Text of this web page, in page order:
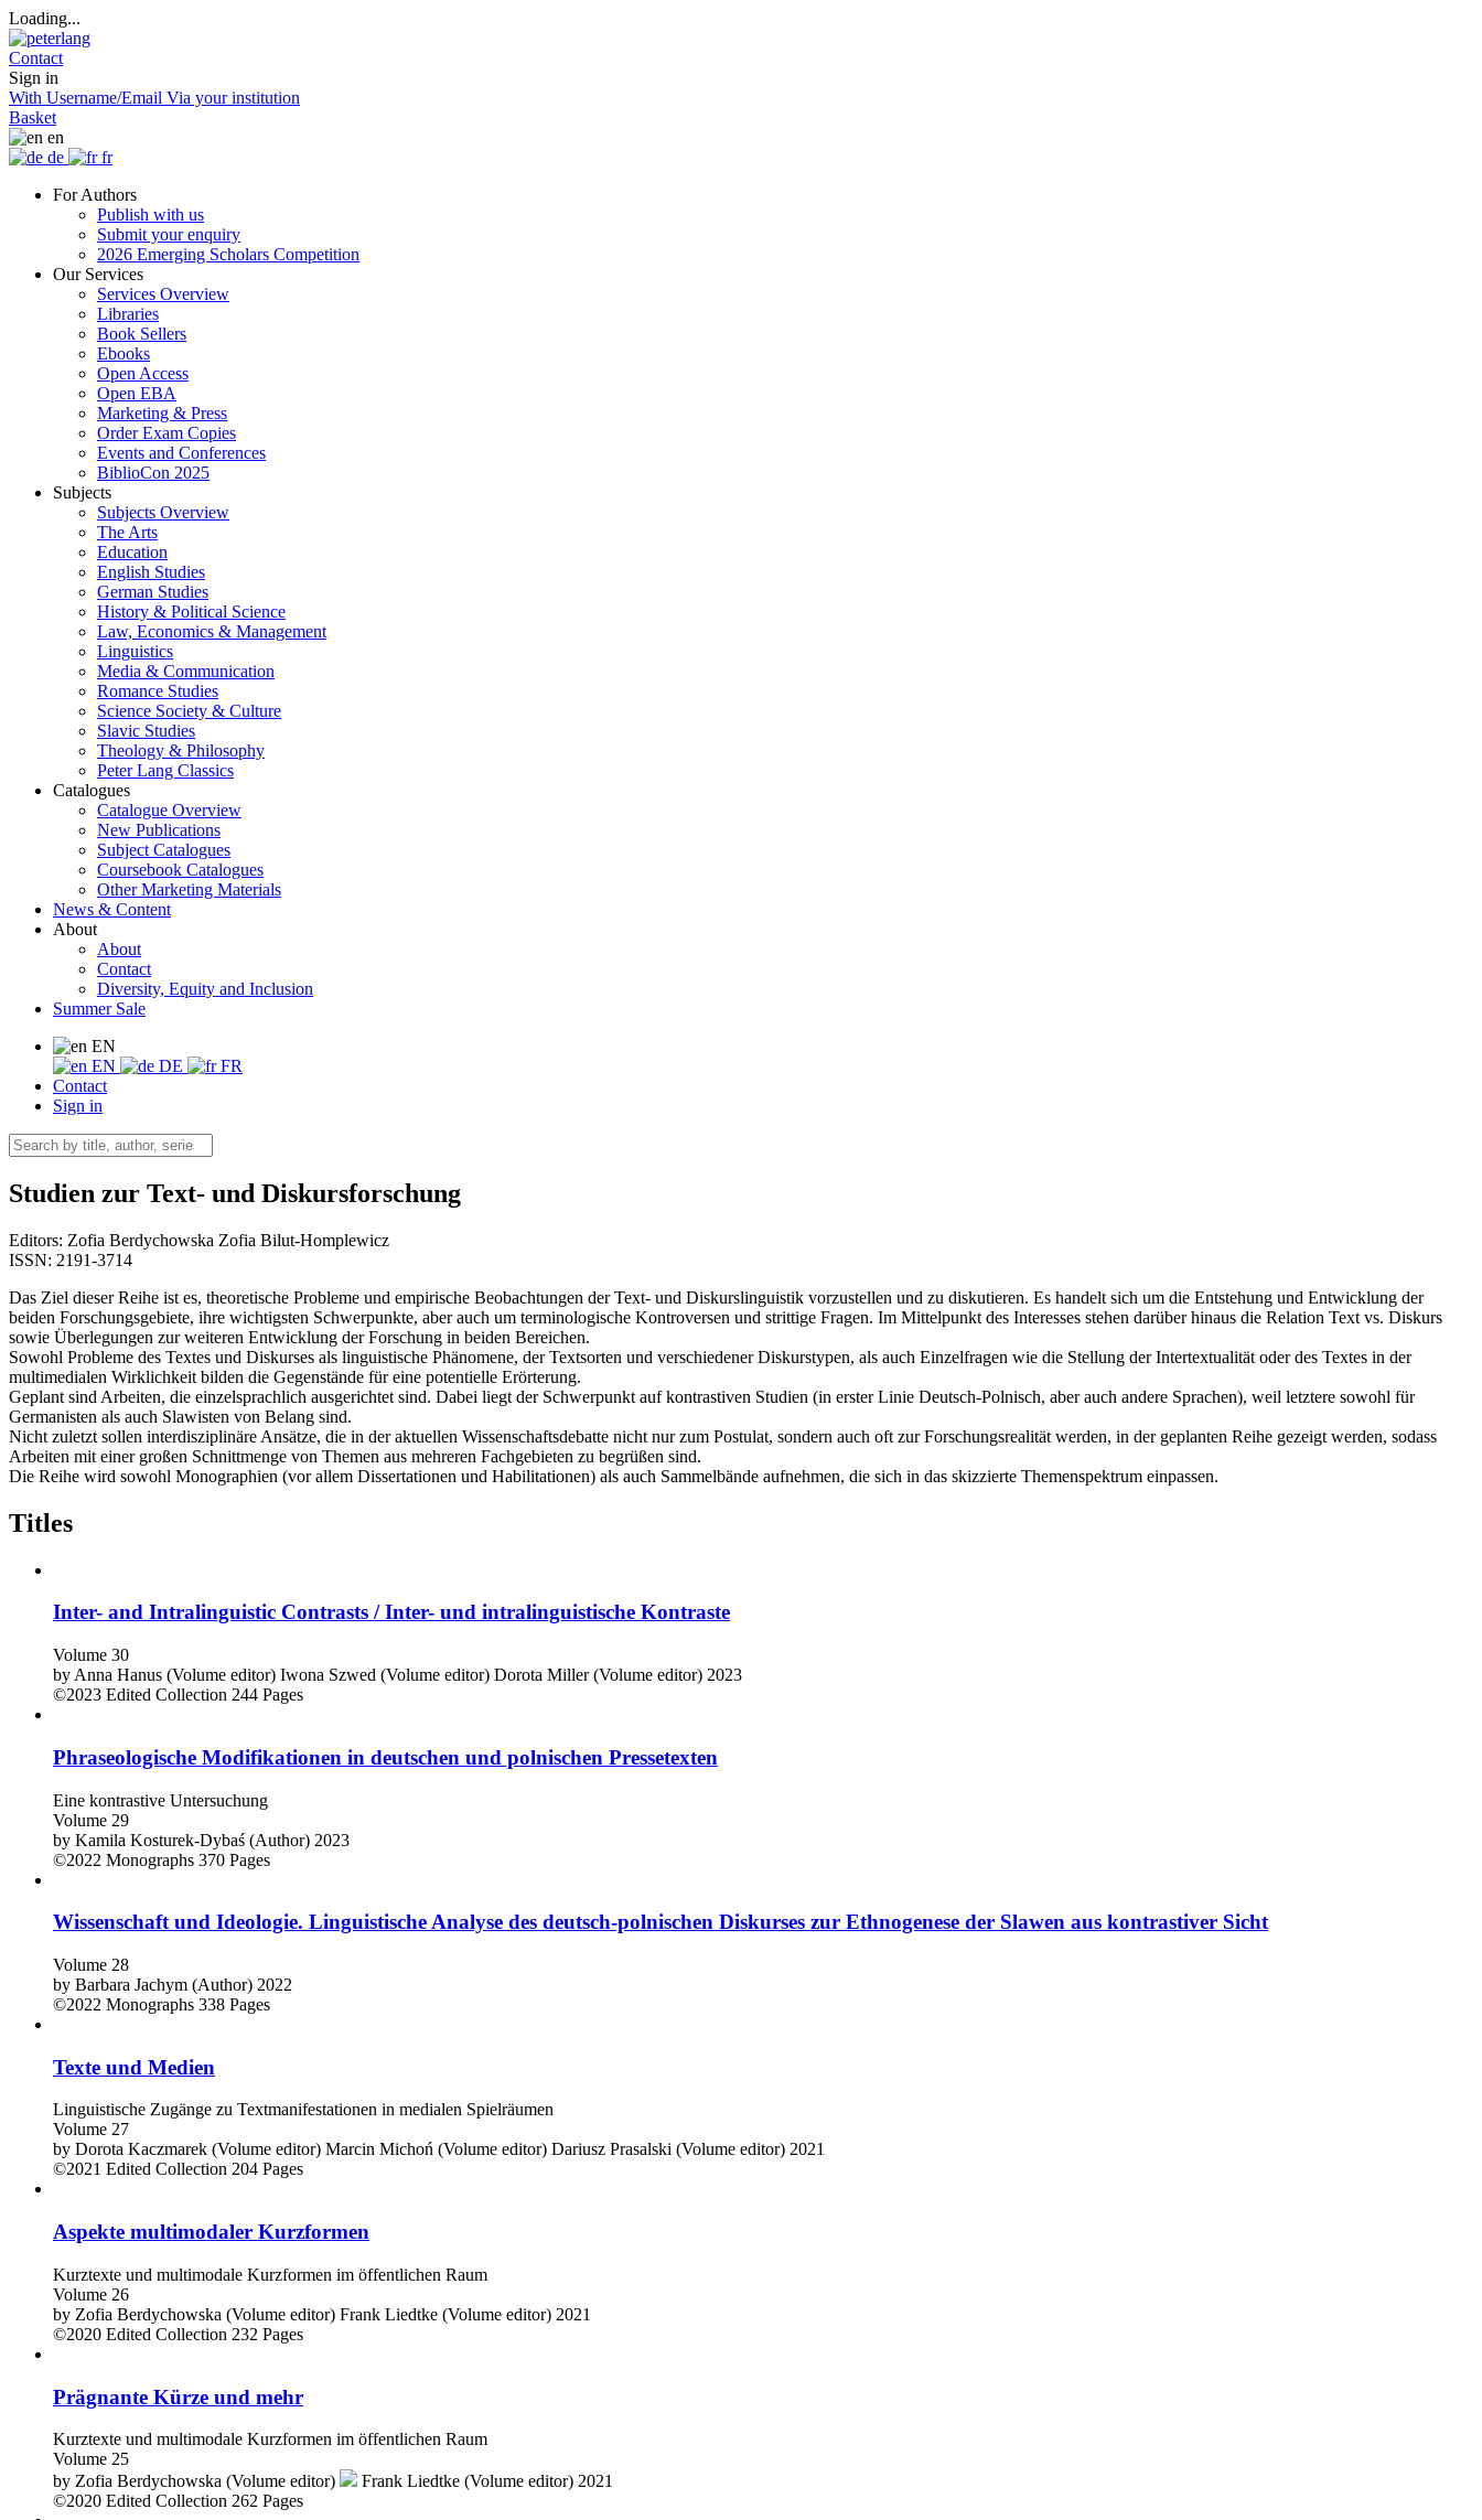
Loading...
Contact
Sign in
With Username/Email Via your institution
Basket
en
de
fr
For Authors
Publish with us
Submit your enquiry
2026 Emerging Scholars Competition
Our Services
Services Overview
Libraries
Book Sellers
Ebooks
Open Access
Open EBA
Marketing & Press
Order Exam Copies
Events and Conferences
BiblioCon 2025
Subjects
Subjects Overview
The Arts
Education
English Studies
German Studies
History & Political Science
Law, Economics & Management
Linguistics
Media & Communication
Romance Studies
Science Society & Culture
Slavic Studies
Theology & Philosophy
Peter Lang Classics
Catalogues
Catalogue Overview
New Publications
Subject Catalogues
Coursebook Catalogues
Other Marketing Materials
News & Content
About
About
Contact
Diversity, Equity and Inclusion
Summer Sale
EN
EN
DE
FR
Contact
Sign in
Studien zur Text- und Diskursforschung
Editors: Zofia Berdychowska Zofia Bilut-Homplewicz
ISSN: 2191-3714
Das Ziel dieser Reihe ist es, theoretische Probleme und empirische Beobachtungen der Text- und Diskurslinguistik vorzustellen und zu diskutieren. Es handelt sich um die Entstehung und Entwicklung der
beiden Forschungsgebiete, ihre wichtigsten Schwerpunkte, aber auch um terminologische Kontroversen und strittige Fragen. Im Mittelpunkt des Interesses stehen darüber hinaus die Relation Text vs. Diskurs
sowie Überlegungen zur weiteren Entwicklung der Forschung in beiden Bereichen.
Sowohl Probleme des Textes und Diskurses als linguistische Phänomene, der Textsorten und verschiedener Diskurstypen, als auch Einzelfragen wie die Stellung der Intertextualität oder des Textes in der
multimedialen Wirklichkeit bilden die Gegenstände für eine potentielle Erörterung.
Geplant sind Arbeiten, die einzelsprachlich ausgerichtet sind. Dabei liegt der Schwerpunkt auf kontrastiven Studien (in erster Linie Deutsch-Polnisch, aber auch andere Sprachen), weil letztere sowohl für
Germanisten als auch Slawisten von Belang sind.
Nicht zuletzt sollen interdisziplinäre Ansätze, die in der aktuellen Wissenschaftsdebatte nicht nur zum Postulat, sondern auch oft zur Forschungsrealität werden, in der geplanten Reihe gezeigt werden, sodass
Arbeiten mit einer großen Schnittmenge von Themen aus mehreren Fachgebieten zu begrüßen sind.
Die Reihe wird sowohl Monographien (vor allem Dissertationen und Habilitationen) als auch Sammelbände aufnehmen, die sich in das skizzierte Themenspektrum einpassen.
Titles
Inter- and Intralinguistic Contrasts / Inter- und intralinguistische Kontraste
Volume 30
by Anna Hanus (Volume editor) Iwona Szwed (Volume editor) Dorota Miller (Volume editor) 2023
©2023 Edited Collection 244 Pages
Phraseologische Modifikationen in deutschen und polnischen Pressetexten
Eine kontrastive Untersuchung
Volume 29
by Kamila Kosturek-Dybaś (Author) 2023
©2022 Monographs 370 Pages
Wissenschaft und Ideologie. Linguistische Analyse des deutsch-polnischen Diskurses zur Ethnogenese der Slawen aus kontrastiver Sicht
Volume 28
by Barbara Jachym (Author) 2022
©2022 Monographs 338 Pages
Texte und Medien
Linguistische Zugänge zu Textmanifestationen in medialen Spielräumen
Volume 27
by Dorota Kaczmarek (Volume editor) Marcin Michoń (Volume editor) Dariusz Prasalski (Volume editor) 2021
©2021 Edited Collection 204 Pages
Aspekte multimodaler Kurzformen
Kurztexte und multimodale Kurzformen im öffentlichen Raum
Volume 26
by Zofia Berdychowska (Volume editor) Frank Liedtke (Volume editor) 2021
©2020 Edited Collection 232 Pages
Prägnante Kürze und mehr
Kurztexte und multimodale Kurzformen im öffentlichen Raum
Volume 25
by Zofia Berdychowska (Volume editor) Frank Liedtke (Volume editor) 2021
©2020 Edited Collection 262 Pages